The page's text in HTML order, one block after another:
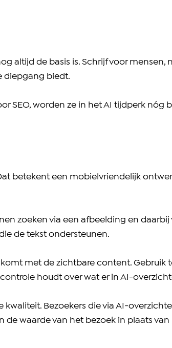
altijd de basis is. Schrijf voor mensen,
diepgang biedt.
SEO, worden ze in het AI tijdperk nóg
betekent een mobielvriendelijk
zoeken via een afbeelding en
de tekst ondersteunen.
met de zichtbare content. Gebruik
houdt over wat er in AI-
kwaliteit. Bezoekers die via AI-
waarde van het bezoek in plaats van